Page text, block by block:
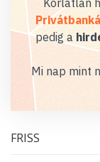
Korlátlan
pedig a
Mi nap mint
FRISS